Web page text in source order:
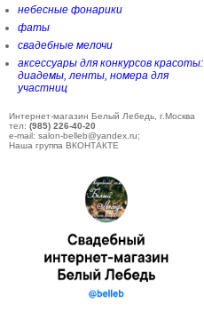
небесные фонарики
фаты
свадебные мелочи
аксессуары для конкурсов красоты:
диадемы, ленты, номера для
участниц
Интернет-магазин Белый Лебедь, г.Москва
тел: (985) 226-40-20
e-mail: salon-belleb@yandex.ru;
Наша группа ВКОНТАКТЕ